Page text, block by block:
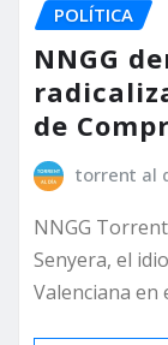
POLÍTICA
NNGG
de
torrent al
NNGG
Senyera, el
Valenciana en